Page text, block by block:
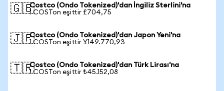
🇬🇧Costco (Ondo Tokenized)'dan İngiliz Sterlini'na
1 COSTon eşittir £704,75
🇯🇵Costco (Ondo Tokenized)'dan Japon Yeni'na
1 COSTon eşittir ¥149.770,93
🇹🇷Costco (Ondo Tokenized)'dan Türk Lirası'na
1 COSTon eşittir ₺45.152,08